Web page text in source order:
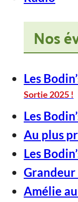
Nos
Les
Sortie 2025 !
Les
Au plus
Les
Amélie au